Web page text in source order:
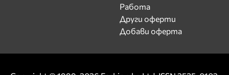
Работа
Други оферти
Добави оферта